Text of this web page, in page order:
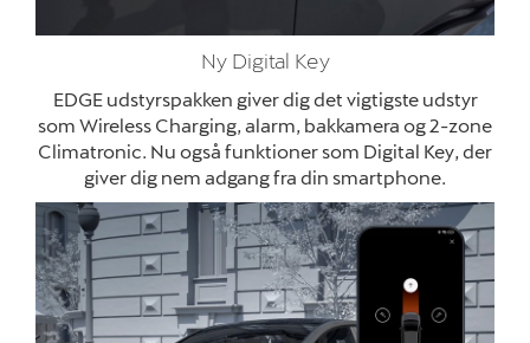
Ny Digital Key
EDGE udstyrspakken giver dig det vigtigste udstyr
som Wireless Charging, alarm, bakkamera og 2-zone
Climatronic. Nu også funktioner som Digital Key, der
giver dig nem adgang fra din smartphone.